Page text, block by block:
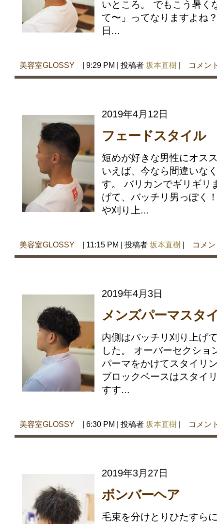
いところ。 でもこう暑く
て〜」ってなりますよね
日...
美容室GLOSSY | 9:29 PM | 投稿者 坂本直樹 | コメン
2019年4月12日
フェードスタイル
短めが好きな男性にオス
いえば、今なら間違いな
す。 バリカンでギリギリ
げて、バッチリ男っぽく
や刈り上...
美容室GLOSSY | 11:15 PM | 投稿者 坂本直樹 | コメ
2019年4月3日
メンズパーマスタ
内側はバッチリ刈り上げ
した。 オーバーセクショ
パーマをかけてスタイリ
ブロックベースはスタイ
すす...
美容室GLOSSY | 6:30 PM | 投稿者 坂本直樹 | コメン
2019年3月27日
ボンバーヘア
毛束を分けとりひたすら